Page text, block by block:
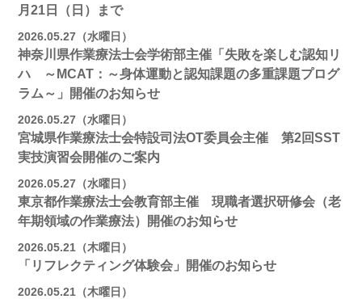
月21日（日）まで
2026.05.27（水曜日）
神奈川県作業療法士会学術部主催「失敗を楽しむ認知リ
ハ ～MCAT：～身体運動と認知課題の多重課題プログ
ラム～」開催のお知らせ
2026.05.27（水曜日）
宮城県作業療法士会特設司法OT委員会主催 第2回SST
実技演習会開催のご案内
2026.05.27（水曜日）
東京都作業療法士会教育部主催 現職者選択研修会（老
年期領域の作業療法）開催のお知らせ
2026.05.21（木曜日）
「リフレクティング体験会」開催のお知らせ
2026.05.21（木曜日）